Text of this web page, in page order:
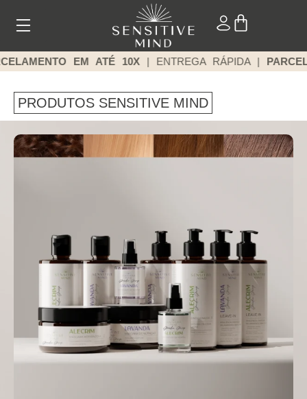
EM ATÉ 10X| ENTREGA RÁPIDA |
PRODUTOS SENSITIVE MIND